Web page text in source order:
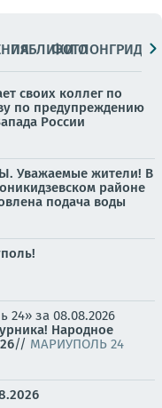
ПАБЛИКИ
ФОТОЛОНГРИДЫ
своих коллег по
по предупреждению
России
Уважаемые жители! В
районе
подача воды
за 08.08.2026
Народное
// МАРИУПОЛЬ 24